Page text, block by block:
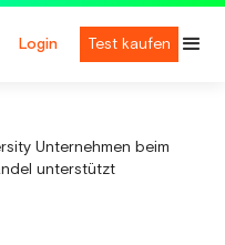
Login Test kaufen
Unternehmen beim
unterstützt